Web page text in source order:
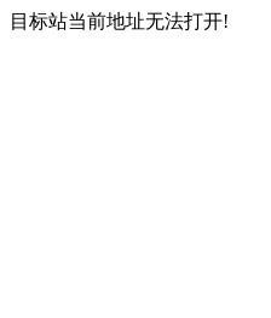
目标站当前地址无法打开!